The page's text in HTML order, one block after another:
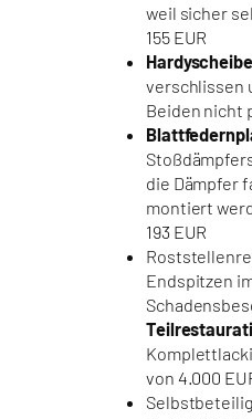
weil sicher
155 EUR
Hardyscheibe
verschlissen
Beiden nicht
die Dämpfer
montiert
193 EUR
Endspitzen
von 4.000